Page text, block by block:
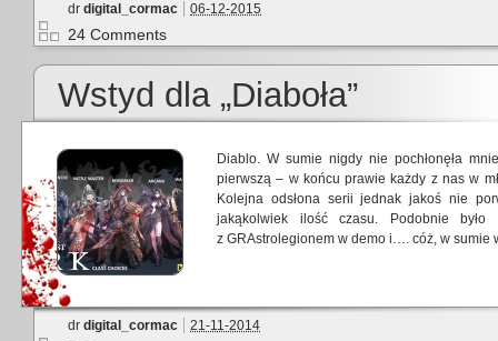
dr digital_cormac 06-12-2015
24 Comments
Wstyd dla „Diaboła”
Diablo. W sumie nigdy nie pochłonęła
pierwszą – w końcu prawie każdy z nas w
Kolejna odsłona serii jednak jakoś nie
jakąkolwiek ilość czasu. Podobnie
z GRAstrolegionem w demo i…. cóż, w sumie
dr digital_cormac 21-11-2014